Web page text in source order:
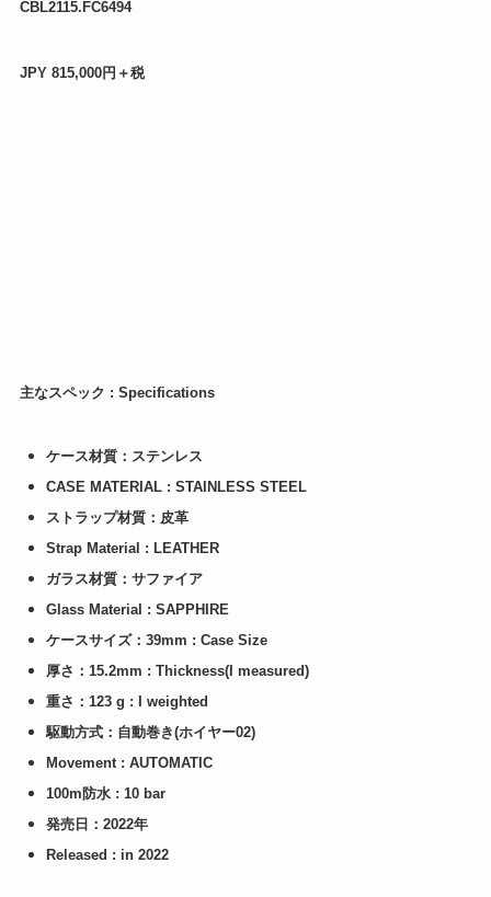
CBL2115.FC6494
JPY 815,000円＋税
主なスペック : Specifications
ケース材質：ステンレス
CASE MATERIAL : STAINLESS STEEL
ストラップ材質：皮革
Strap Material : LEATHER
ガラス材質：サファイア
Glass Material : SAPPHIRE
ケースサイズ：39mm : Case Size
厚さ：15.2mm : Thickness(I measured)
重さ：123 g : I weighted
駆動方式：自動巻き(ホイヤー02)
Movement : AUTOMATIC
100m防水 : 10 bar
発売日：2022年
Released : in 2022